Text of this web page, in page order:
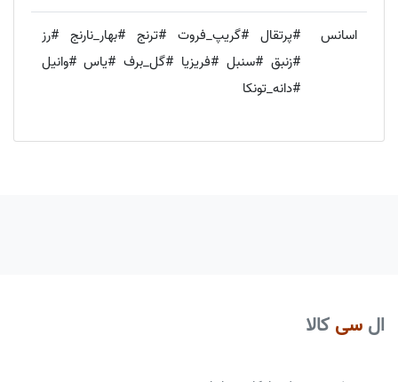
اسانس
#پرتقال #گریپ_فروت #ترنج #بهار_نارنج #رز
#زنبق #سنبل #فریزیا #گل_برف #یاس #وانیل
#دانه_تونکا
ال سی کالا